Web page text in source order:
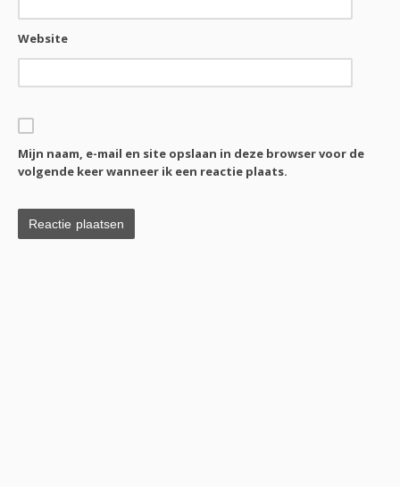
Website
Mijn naam, e-mail en site opslaan in deze browser voor de
volgende keer wanneer ik een reactie plaats.